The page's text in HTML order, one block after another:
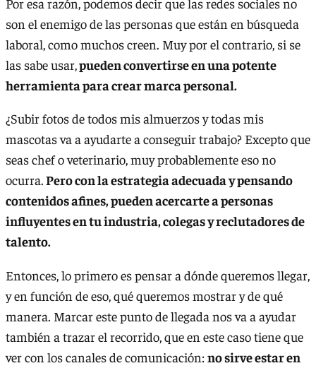
son el enemigo de las personas que están en búsqueda
laboral, como muchos creen. Muy por el contrario, si se
las sabe usar,pueden convertirse en una potente
herramienta para crear marca personal.
¿Subir fotos de todos mis almuerzos y todas mis
mascotas va a ayudarte a conseguir trabajo? Excepto que
seas chef o veterinario, muy probablemente eso no
ocurra.Pero con la estrategia adecuada y pensando
contenidos afines, pueden acercarte a personas
influyentes en tu industria, colegas y reclutadores de
talento.
Entonces, lo primero es pensar a dónde queremos llegar,
y en función de eso, qué queremos mostrar y de qué
manera. Marcar este punto de llegada nos va a ayudar
también a trazar el recorrido, que en este caso tiene que
ver con los canales de comunicación:no sirve estar en